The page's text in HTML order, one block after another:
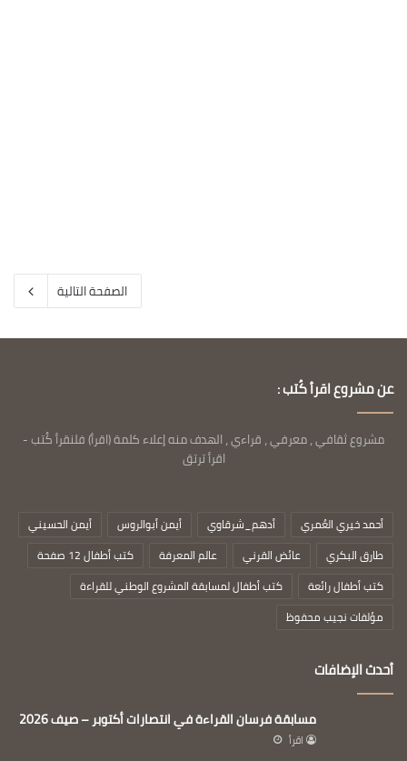
الصفحة التالية
عن مشروع اقرأ كُتب :
مشروع ثقافي ، معرفي ، قراءي ، الهدف منه إعلاء كلمة (اقرأ) فلنقرأ كُتب -
اقرأ ترتق
أحمد خيري العُمري أدهم_شرقاوي أيمن أبوالروس
أيمن الحسيني
طارق البكري
عائض القرني عالم المعرفة
كتب أطفال 12 صفحة
كتب أطفال رائعة
كتب أطفال لمسابقة المشروع الوطني للقراءة
مؤلفات نجيب محفوظ
أحدث الإضافات
مسابقة فرسان القراءة في انتصارات أكتوبر – صيف 2026
اقرأ